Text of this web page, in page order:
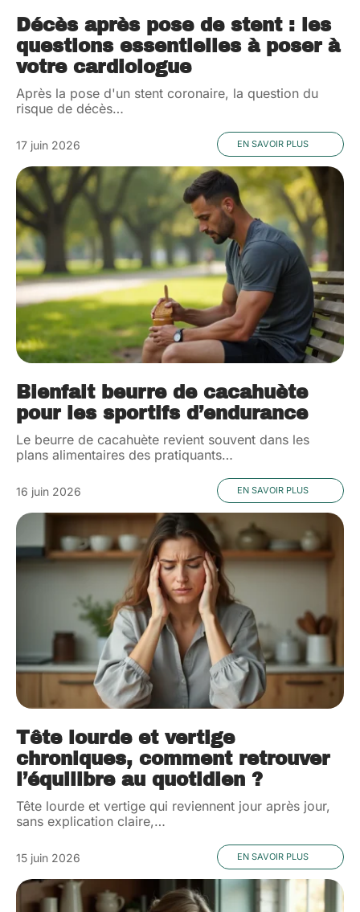
Décès après pose de stent : les
questions essentielles à poser à
votre cardiologue
Après la pose d'un stent coronaire, la question du
risque de décès…
17 juin 2026 EN SAVOIR PLUS
Bienfait beurre de cacahuète
pour les sportifs d’endurance
Le beurre de cacahuète revient souvent dans les
plans alimentaires des pratiquants…
16 juin 2026 EN SAVOIR PLUS
Tête lourde et vertige
chroniques, comment retrouver
l’équilibre au quotidien ?
Tête lourde et vertige qui reviennent jour après jour,
sans explication claire,…
15 juin 2026 EN SAVOIR PLUS